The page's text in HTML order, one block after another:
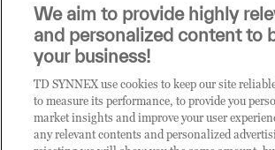
Sei un rivenditore di tecnologia e
i prodotti o le soluzioni trattate
CLICCA QUI E
CLIENTE TD
We aim to provide highly
and personalized content to
your business!
TD SYNNEX use cookies to keep our site
to measure its performance, to provide you
market insights and improve your user
any relevant contents and personalized